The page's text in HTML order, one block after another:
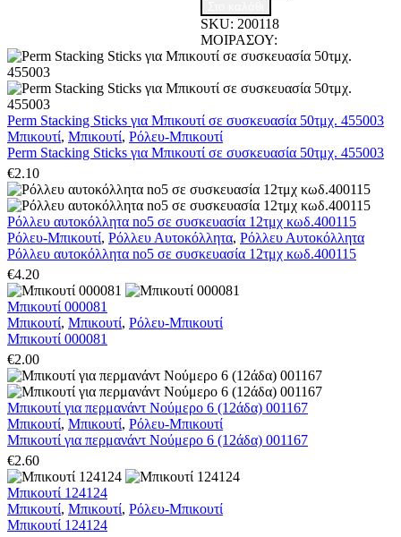
SKU: 200118
ΜΟΙΡΑΣΟΥ:
Perm Stacking Sticks για Μπικουτί σε συσκευασία 50τμχ. 455003
Μπικουτί, Μπικουτί, Ρόλευ-Μπικουτί
Perm Stacking Sticks για Μπικουτί σε συσκευασία 50τμχ. 455003
€2.10
Ρόλλευ αυτοκόλλητα no5 σε συσκευασία 12τμχ κωδ.400115
Ρόλευ-Μπικουτί, Ρόλλευ Αυτοκόλλητα, Ρόλλευ Αυτοκόλλητα
Ρόλλευ αυτοκόλλητα no5 σε συσκευασία 12τμχ κωδ.400115
€4.20
Μπικουτί 000081
Μπικουτί, Μπικουτί, Ρόλευ-Μπικουτί
Μπικουτί 000081
€2.00
Μπικουτί για περμανάντ Νούμερο 6 (12άδα) 001167
Μπικουτί, Μπικουτί, Ρόλευ-Μπικουτί
Μπικουτί για περμανάντ Νούμερο 6 (12άδα) 001167
€2.60
Μπικουτί 124124
Μπικουτί, Μπικουτί, Ρόλευ-Μπικουτί
Μπικουτί 124124